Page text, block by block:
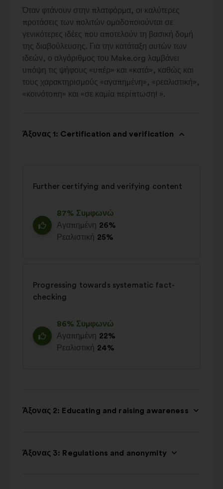
Όταν φτάνουν στην πλατφόρμα, οι καλύτερες
προτάσεις των πολιτών ομαδοποιούνται σε
γενικότερες ιδέες που αποτελούν τη βασική δομή
της διαβούλευσης. Για την κατάταξη αυτών των
ιδεών, ο αλγόριθμος του Make.org λαμβάνει
υπόψη τις ψήφους «υπέρ» και «κατά», καθώς και
τους χαρακτηρισμούς «αγαπημένη», «ρεαλιστική»,
«κοινότοπη» και «σε καμία περίπτωση! ».
Άξονας 1: Certification and verification
Further certifying and verifying content
87% Συμφωνώ
Αγαπημένη 26%
Ρεαλιστική 25%
Progressing towards systematic fact-
checking
86% Συμφωνώ
Αγαπημένη 22%
Ρεαλιστική 24%
Άξονας 2: Educating and raising awareness
Άξονας 3: Regulations and anonymity